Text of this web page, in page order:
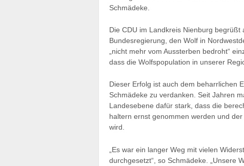
Schmädeke.
Die CDU im Landkreis Nienburg
Bundesregierung, den Wolf in
„nicht mehr vom Aussterben bedroht“
dass die Wolfspopulation in unserer
Dieser Erfolg ist auch dem beharrlichen
Schmädeke zu verdanken. Seit Jahren
Landesebene dafür stark, dass die
haltern ernst genommen werden und
wird.
„Es war ein langer Weg mit vielen
durchgesetzt“, so Schmädeke. „Unsere